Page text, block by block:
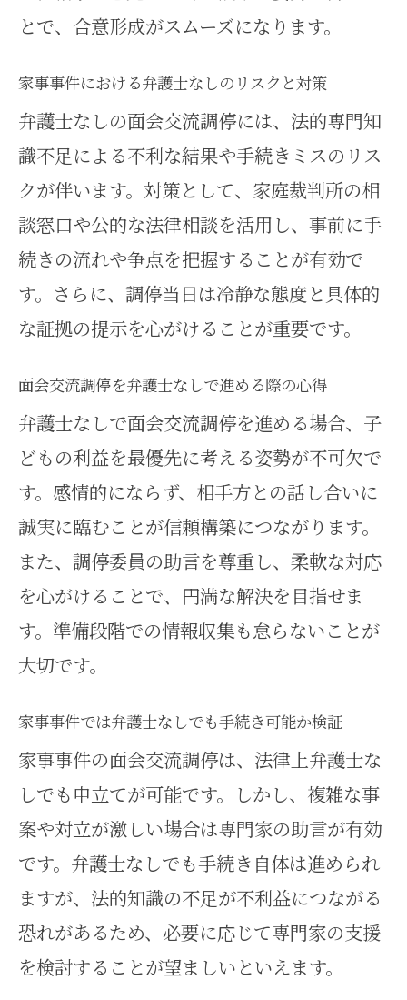
とで、合意形成がスムーズになります。
家事事件における弁護士なしのリスクと対策
弁護士なしの面会交流調停には、法的専門知
識不足による不利な結果や手続きミスのリス
クが伴います。対策として、家庭裁判所の相
談窓口や公的な法律相談を活用し、事前に手
続きの流れや争点を把握することが有効で
す。さらに、調停当日は冷静な態度と具体的
な証拠の提示を心がけることが重要です。
面会交流調停を弁護士なしで進める際の心得
弁護士なしで面会交流調停を進める場合、子
どもの利益を最優先に考える姿勢が不可欠で
す。感情的にならず、相手方との話し合いに
誠実に臨むことが信頼構築につながります。
また、調停委員の助言を尊重し、柔軟な対応
を心がけることで、円満な解決を目指せま
す。準備段階での情報収集も怠らないことが
大切です。
家事事件では弁護士なしでも手続き可能か検証
家事事件の面会交流調停は、法律上弁護士な
しでも申立てが可能です。しかし、複雑な事
案や対立が激しい場合は専門家の助言が有効
です。弁護士なしでも手続き自体は進められ
ますが、法的知識の不足が不利益につながる
恐れがあるため、必要に応じて専門家の支援
を検討することが望ましいといえます。